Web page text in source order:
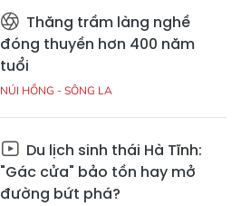
Thăng trầm làng nghề
đóng thuyền hơn 400 năm
tuổi
NÚI HỒNG - SÔNG LA
Du lịch sinh thái Hà Tĩnh:
"Gác cửa" bảo tồn hay mở
đường bứt phá?